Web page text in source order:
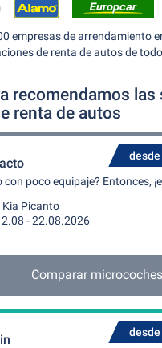
empresas de arrendamiento
de renta de autos de
recomendamos
renta de autos
desde
con poco equipaje? Entonces,
Kia Picanto
- 22.08.2026
Comparar microcoches
desde